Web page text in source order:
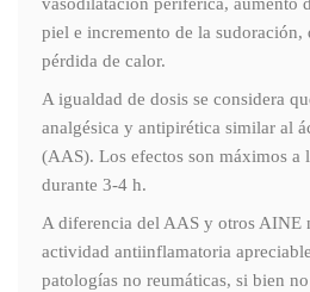
vasodilatación periférica, aumento
piel e incremento de la sudoración,
pérdida de calor.
A igualdad de dosis se considera
analgésica y antipirética similar al
(AAS). Los efectos son máximos a
durante 3-4 h.
A diferencia del AAS y otros AINE
actividad antiinflamatoria
patologías no reumáticas, si bien